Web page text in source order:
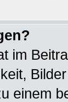
im
einem